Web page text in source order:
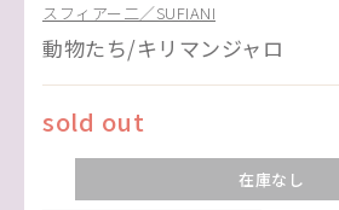
スフィアー二／SUFIANI
動物たち/キリマンジャロ
sold out
在庫なし